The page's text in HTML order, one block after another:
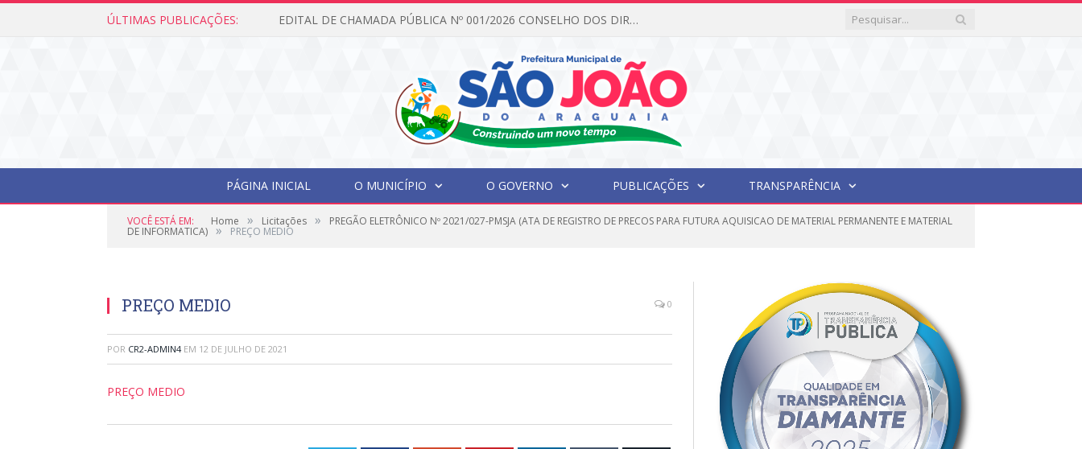
ÚLTIMAS PUBLICAÇÕES: EDITAL DE CHAMADA PÚBLICA Nº 001/2026 CONSELHO DOS DIREITOS DA CRIANÇA E DO ADOLESCENTE
PÁGINA INICIAL O MUNICÍPIO O GOVERNO PUBLICAÇÕES TRANSPARÊNCIA
VOCÊ ESTÁ EM: Home » Licitações » PREGÃO ELETRÔNICO Nº 2021/027-PMSJA (ATA DE REGISTRO DE PRECOS PARA FUTURA AQUISICAO DE MATERIAL PERMANENTE E MATERIAL
DE INFORMATICA) » PREÇO MEDIO
PREÇO MEDIO 0
POR CR2-ADMIN4 EM 12 DE JULHO DE 2021
PREÇO MEDIO